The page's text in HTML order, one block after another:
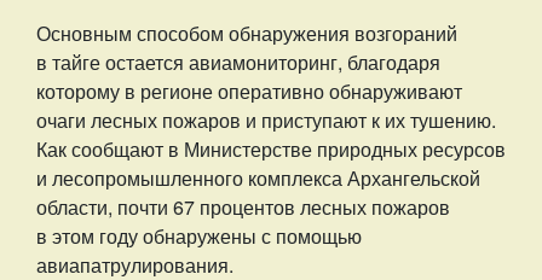
Основным способом обнаружения возгораний
в тайге остается авиамониторинг, благодаря
которому в регионе оперативно обнаруживают
очаги лесных пожаров и приступают к их тушению.
Как сообщают в Министерстве природных ресурсов
и лесопромышленного комплекса Архангельской
области, почти 67 процентов лесных пожаров
в этом году обнаружены с помощью
авиапатрулирования.